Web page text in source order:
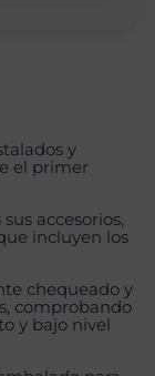
y
el primer
accesorios,
incluyen los
chequeado y
comprobando
y bajo nivel